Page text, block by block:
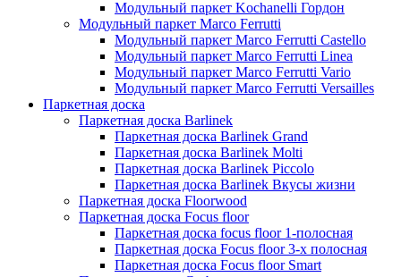
Модульный паркет Kochanelli Гордон
Модульный паркет Marco Ferrutti
Модульный паркет Marco Ferrutti Castello
Модульный паркет Marco Ferrutti Linea
Модульный паркет Marco Ferrutti Vario
Модульный паркет Marco Ferrutti Versailles
Паркетная доска
Паркетная доска Barlinek
Паркетная доска Barlinek Grand
Паркетная доска Barlinek Molti
Паркетная доска Barlinek Piccolo
Паркетная доска Barlinek Вкусы жизни
Паркетная доска Floorwood
Паркетная доска Focus floor
Паркетная доска focus floor 1-полосная
Паркетная доска Focus floor 3-х полосная
Паркетная доска Focus floor Smart